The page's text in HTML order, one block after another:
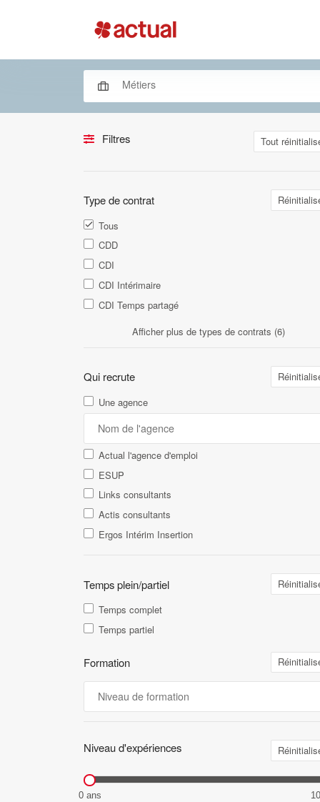
Filtres Tout
Type de contrat
Tous
CDD
CDI
CDI Intérimaire
CDI Temps partagé
Afficher plus de types de contrats (6)
Qui recrute
Une agence
Actual l'agence d'emploi
ESUP
Links consultants
Actis consultants
Ergos Intérim Insertion
Temps plein/partiel
Temps complet
Temps partiel
Formation
Niveau d'expériences
0 ans